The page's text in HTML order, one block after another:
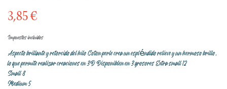
3,85 €
Impuestos incluidos
Aspecto brillante y retorcido del hilo Coton perle crea un espléndido relieve y un hermoso brillo,
lo que permite realizar creaciones en 3D Disponiblen en 3 grosores Extra small 12
Small 8
Medium 5